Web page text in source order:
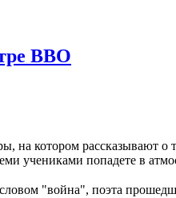
ВВО
котором рассказывают о
учениками попадете в
"война", поэта